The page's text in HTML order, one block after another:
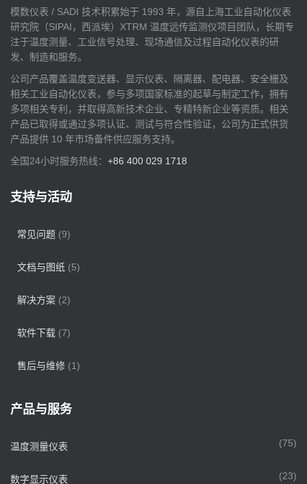
模数仪表 / SADI 技术积累始于 1993 年，源自上海工业自动化仪表
研究院（SIPAI，西派埃）XTRM 温度远传监测仪项目团队，长期专
注于温度测量、工业信号处理、现场通信及过程自动化仪表的研
发、制造和服务。
公司产品覆盖温度变送器、显示仪表、隔离器、配电器、安全栅及
相关工业自动化仪表，参与多项国家标准的起草与制定工作，拥有
多项相关专利，并取得高新技术企业、专精特新企业等资质。相关
产品已取得或通过多项认证、测试与符合性验证，公司为正式供货
产品提供 10 年市场备件供应服务支持。
全国24小时服务热线： +86 400 029 1718
支持与活动
常见问题 (9)
文档与图纸 (5)
解决方案 (2)
软件下载 (7)
售后与维修 (1)
产品与服务
温度测量仪表 (75)
数字显示仪表 (23)